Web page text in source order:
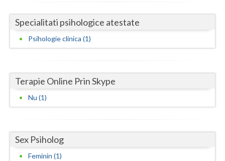
Gorj
Hunedoara
Ialomita
Ilfov
Maramures
Specialitati psihologice atestate
Psihologie clinica (1)
Terapie Online Prin Skype
Nu (1)
Sex Psiholog
Feminin (1)